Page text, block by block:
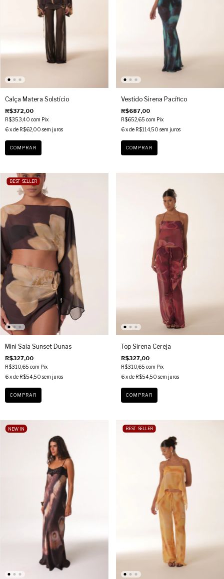
Calça Matera Solstício
R$372,00
R$353,40 com Pix
6x de R$62,00 sem juros
COMPRAR
Vestido Sirena Pacífico
R$687,00
R$652,65 com Pix
6 x de R$114,50 sem juros
COMPRAR
BEST SELLER
Mini Saia Sunset Dunas
R$327,00
R$310,65 com Pix
6x de R$54,50 sem juros
COMPRAR
Top Sirena Cereja
R$327,00
R$310,65 com Pix
6 x de R$54,50 sem juros
COMPRAR
NEW IN BEST SELLER